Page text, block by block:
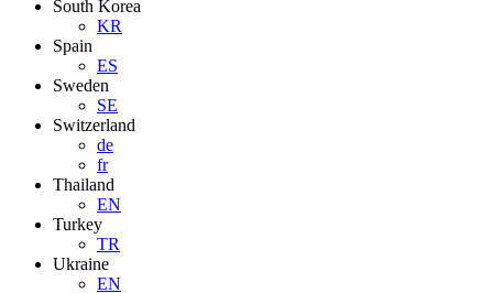
South Korea
KR
Spain
ES
Sweden
SE
Switzerland
de
fr
Thailand
EN
Turkey
TR
Ukraine
EN